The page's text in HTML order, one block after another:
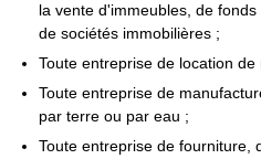
la vente d'immeubles, de
de sociétés immobilières ;
Toute entreprise de location de
Toute entreprise de
par terre ou par eau ;
Toute entreprise de fourniture,